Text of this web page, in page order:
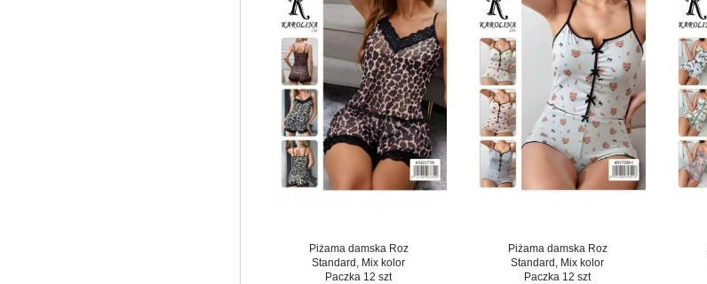
Piżama damska Roz
Standard, Mix kolor
Paczka 12 szt
Piżama damska Roz
Standard, Mix kolor
Paczka 12 szt